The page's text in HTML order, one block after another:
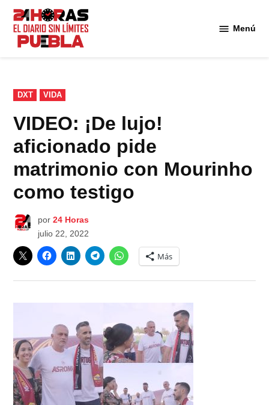
Saltar
contenido
Menú
PUBLICADO
EN
DXT VIDA
VIDEO: ¡De lujo!
aficionado pide
matrimonio con Mourinho
como testigo
por 24 Horas
julio 22, 2022
Más